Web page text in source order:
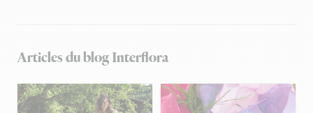
Articles du blog Interflora